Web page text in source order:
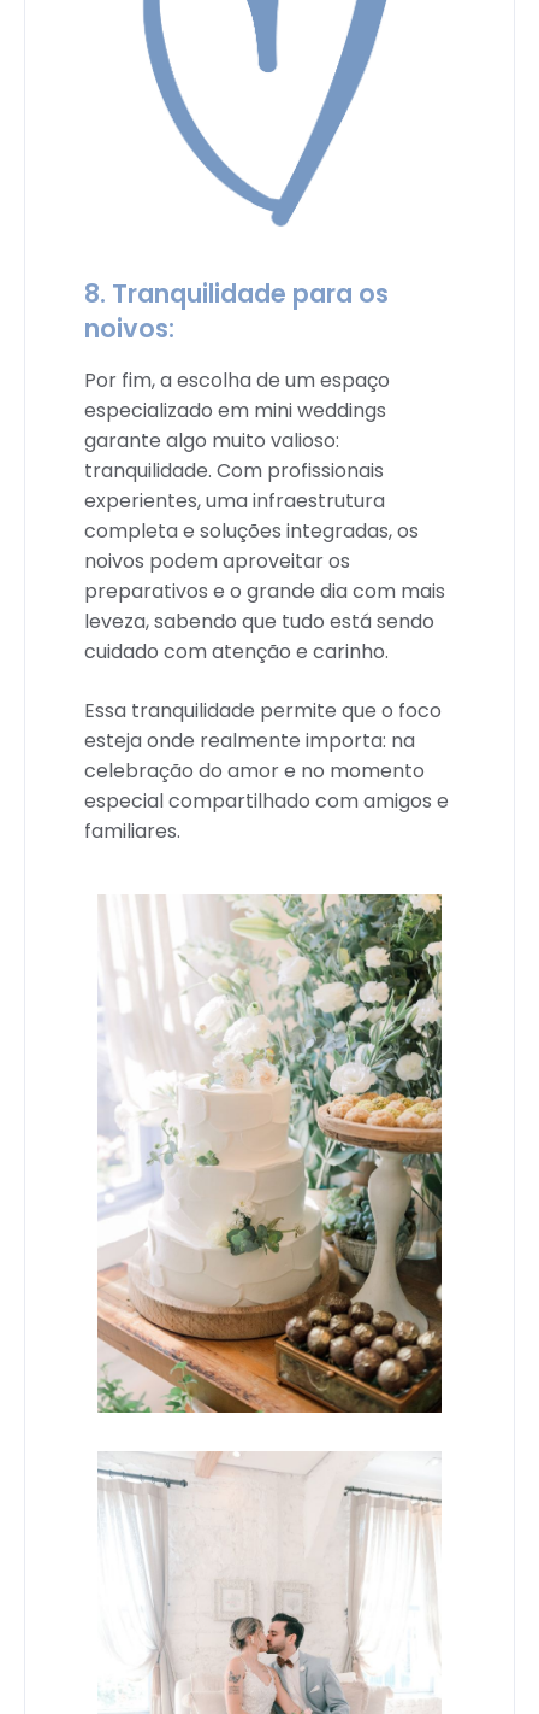
8. Tranquilidade para os
noivos:
Por fim, a escolha de um espaço
especializado em mini weddings
garante algo muito valioso:
tranquilidade. Com profissionais
experientes, uma infraestrutura
completa e soluções integradas, os
noivos podem aproveitar os
preparativos e o grande dia com mais
leveza, sabendo que tudo está sendo
cuidado com atenção e carinho.
Essa tranquilidade permite que o foco
esteja onde realmente importa: na
celebração do amor e no momento
especial compartilhado com amigos e
familiares.